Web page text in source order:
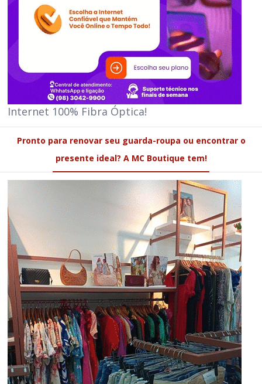
Internet 100% Fibra Óptica!
Pronto para renovar seu guarda-roupa ou encontrar o
presente ideal? A MC Boutique tem!